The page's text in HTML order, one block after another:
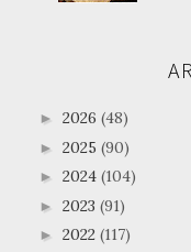
► 2026 (48)
► 2025 (90)
► 2024 (104)
► 2023 (91)
► 2022 (117)